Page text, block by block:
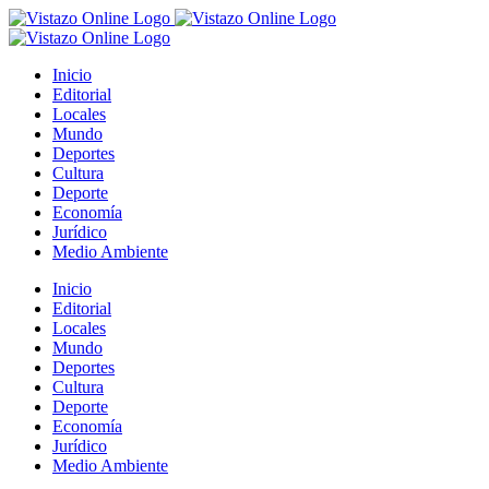
Saltar
al
Inicio
Editorial
Locales
Mundo
Deportes
Cultura
Deporte
Economía
Jurídico
Medio Ambiente
Inicio
Editorial
Locales
Mundo
Deportes
Cultura
Deporte
Economía
Jurídico
Medio Ambiente